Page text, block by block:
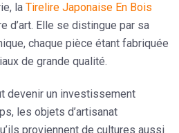
la Tirelire Japonaise En Bois
d’art. Elle se distingue par sa
chaque pièce étant fabriquée
de grande qualité.
devenir un investissement
les objets d’artisanat
proviennent de cultures aussi